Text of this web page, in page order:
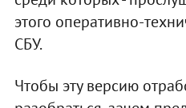
этого оперативно-
СБУ.
Чтобы эту версию